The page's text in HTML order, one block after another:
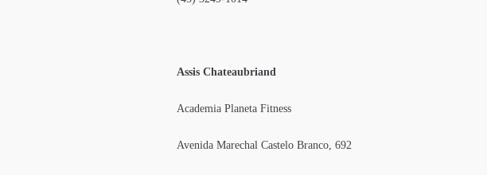
Assis Chateaubriand
Academia Planeta Fitness
Avenida Marechal Castelo Branco, 692